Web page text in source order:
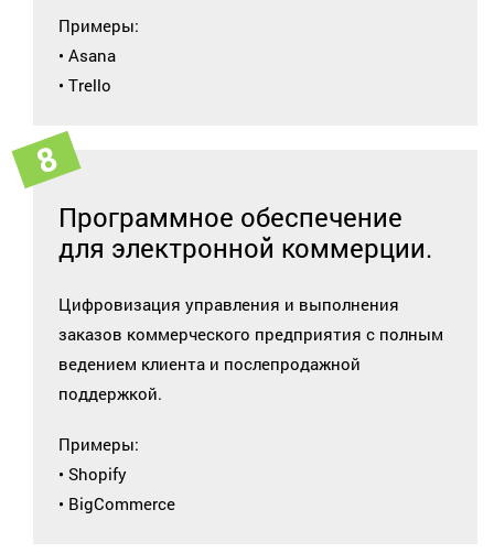
Примеры:
• Asana
• Trello
Программное обеспечение
для электронной коммерции.
Цифровизация управления и выполнения
заказов коммерческого предприятия с полным
ведением клиента и послепродажной
поддержкой.
Примеры:
• Shopify
• BigCommerce